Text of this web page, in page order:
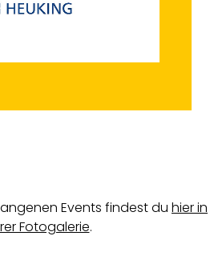
Events findest du hier in
Fotogalerie.